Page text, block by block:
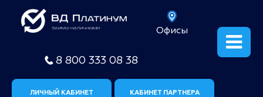
Офисы
8 800 333 08 38
ЛИЧНЫЙ КАБИНЕТ КАБИНЕТ ПАРТНЕРА